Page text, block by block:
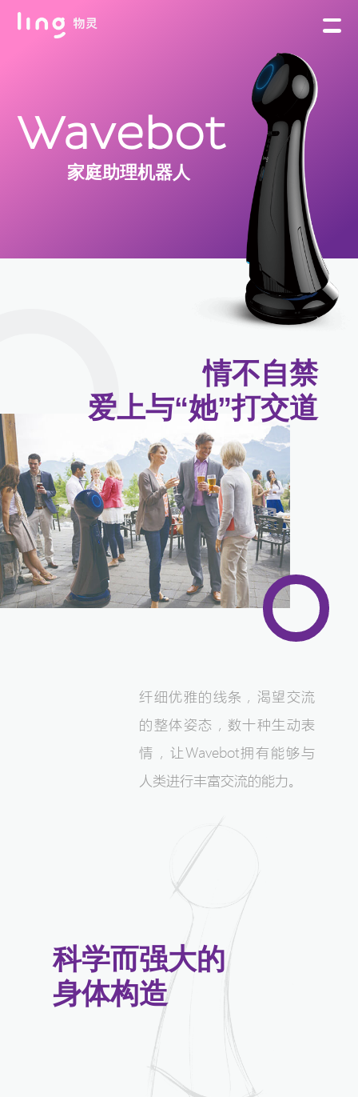
Wavebot
家庭助理机器人
情不自禁
爱上与“她”打交道
纤细优雅的线条，渴望交流
的整体姿态，数十种生动表
情，让Wavebot拥有能够与
人类进行丰富交流的能力。
科学而强大的
身体构造